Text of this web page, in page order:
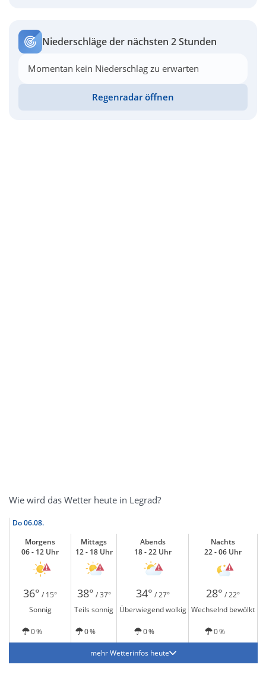
Niederschläge der nächsten 2 Stunden
Momentan kein Niederschlag zu erwarten
Regenradar öffnen
Wie wird das Wetter heute in Legrad?
Do06.08.
Morgens
06 - 12 Uhr
Mittags
12 - 18 Uhr
Abends
18 - 22 Uhr
Nachts
22 - 06 Uhr
36° / 15° 38° / 37° 34° / 27° 28° / 22°
Sonnig
Teils sonnig Überwiegend wolkig Wechselnd bewölkt
0 % 0 % 0 % 0 %
mehr Wetterinfos heute